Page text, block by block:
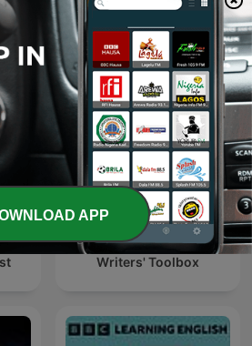
podcasts
See all
Writers' Toolbox
APP